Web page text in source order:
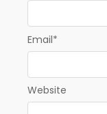
Email*
Website